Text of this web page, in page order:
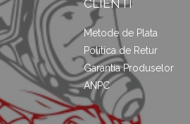
CLIENTI
Metode de Plata
Politica de Retur
Garantia Produselor
ANPC